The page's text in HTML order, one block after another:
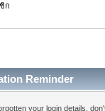
ก
Reminder
your login details,